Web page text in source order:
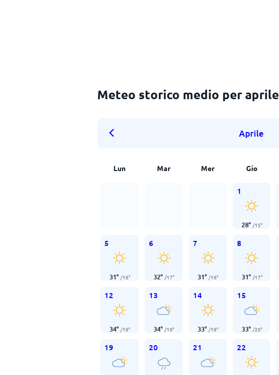
Meteo storico medio per aprile
Aprile
Lun Mar Mer Gio
1
28° /15°
5
31° /16°
6
32° /17°
7
31° /16°
8
31° /17°
12
34° /19°
13
34° /19°
14
33° /19°
15
33° /20°
19 20 21 22